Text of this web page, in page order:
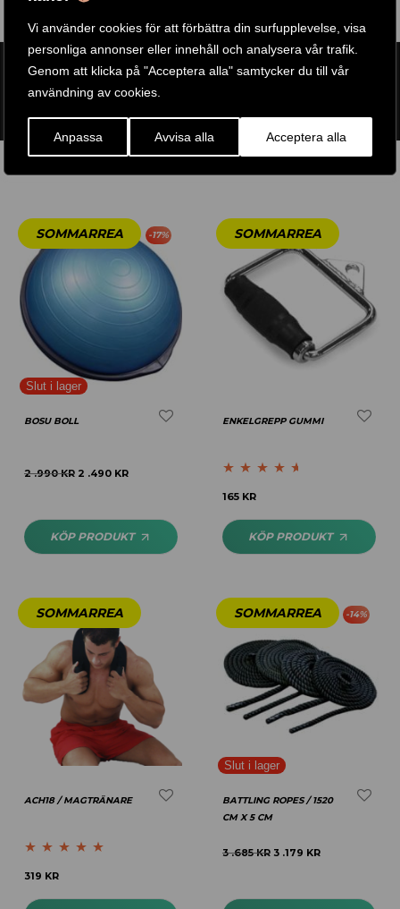
Vi använder cookies för att förbättra din surfupplevelse, visa
personliga annonser eller innehåll och analysera vår trafik.
Genom att klicka på "Acceptera alla" samtycker du till vår
användning av cookies.
Anpassa Avvisa alla Acceptera alla
ARTIKELNR:NB59
ETIKETT:
RELATERADE PRODUKTER
-17%
BOSU BOLL
2 .990KR 2 .490 KR
KÖP PRODUKT
ENKELGREPP GUMMI
Betygsatt
165 KR
KÖP PRODUKT
ACH18 / MAGTRÄNARE
Betygsatt
319 KR
-14%
BATTLING ROPES / 1520
CM X 5 CM
3 .685KR 3 .179 KR